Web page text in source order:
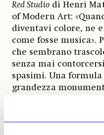
Red Studiodi Henri
of Modern Art:
diventavi colore, ne
come fosse musica».
che sembrano
senza mai
spasimi. Una
grandezza
entrarci dentro – o
comprenderne il